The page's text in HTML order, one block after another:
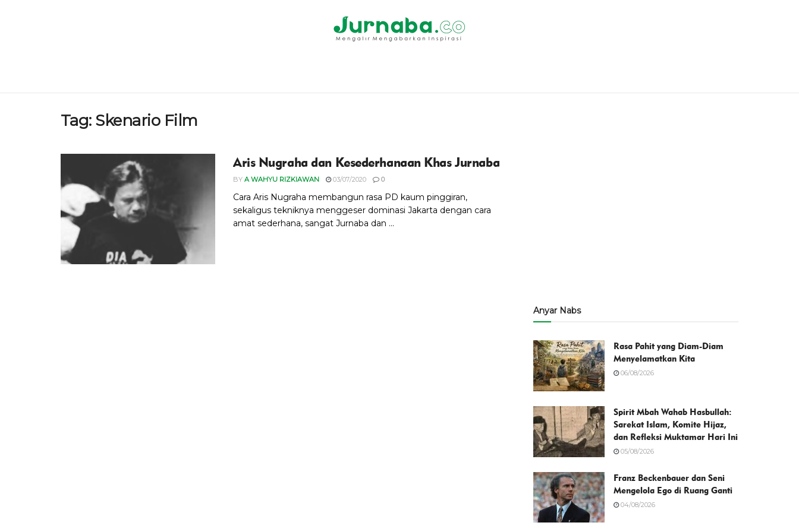
Tag: Skenario Film
Aris Nugraha dan Kesederhanaan Khas Jurnaba
BY A WAHYU RIZKIAWAN 03/07/2020 0
Cara Aris Nugraha membangun rasa PD kaum pinggiran,
sekaligus tekniknya menggeser dominasi Jakarta dengan cara
amat sederhana, sangat Jurnaba dan ...
Anyar Nabs
Rasa Pahit yang Diam-Diam
Menyelamatkan Kita
06/08/2026
Spirit Mbah Wahab Hasbullah:
Sarekat Islam, Komite Hijaz,
dan Refleksi Muktamar Hari Ini
05/08/2026
Franz Beckenbauer dan Seni
Mengelola Ego di Ruang Ganti
04/08/2026